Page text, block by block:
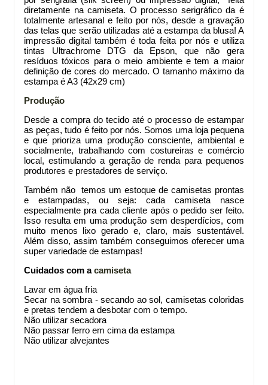
diretamente na camiseta. O processo serigráfico da é
totalmente artesanal e feito por nós, desde a gravação
das telas que serão utilizadas até a estampa da blusa! A
impressão digital também é toda feita por nós e utiliza
tintas Ultrachrome DTG da Epson, que não gera
resíduos tóxicos para o meio ambiente e tem a maior
definição de cores do mercado. O tamanho máximo da
estampa é A3 (42x29 cm)
Produção
Desde a compra do tecido até o processo de estampar
as peças, tudo é feito por nós. Somos uma loja pequena
e que prioriza uma produção consciente, ambiental e
socialmente, trabalhando com costureiras e comércio
local, estimulando a geração de renda para pequenos
produtores e prestadores de serviço.
Também não temos um estoque de camisetas prontas
e estampadas, ou seja: cada camiseta nasce
especialmente pra cada cliente após o pedido ser feito.
Isso resulta em uma produção sem desperdícios, com
muito menos lixo gerado e, claro, mais sustentável.
Além disso, assim também conseguimos oferecer uma
super variedade de estampas!
Cuidados com acamiseta
Lavar em água fria
Secar na sombra - secando ao sol, camisetas coloridas
e pretas tendem a desbotar com o tempo.
Não utilizar secadora
Não passar ferro em cima da estampa
Não utilizar alvejantes